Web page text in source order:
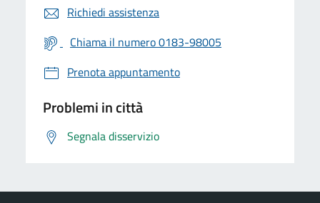
Richiedi assistenza
Chiama il numero 0183-98005
Prenota appuntamento
Problemi in città
Segnala disservizio